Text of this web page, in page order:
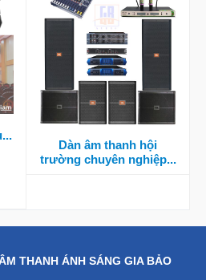
Dàn âm thanh hội
trường chuyên nghiệp...
THANH ÁNH SÁNG GIA BẢO